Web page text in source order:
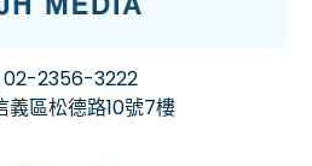
2356-3222
義區松德路10號7樓